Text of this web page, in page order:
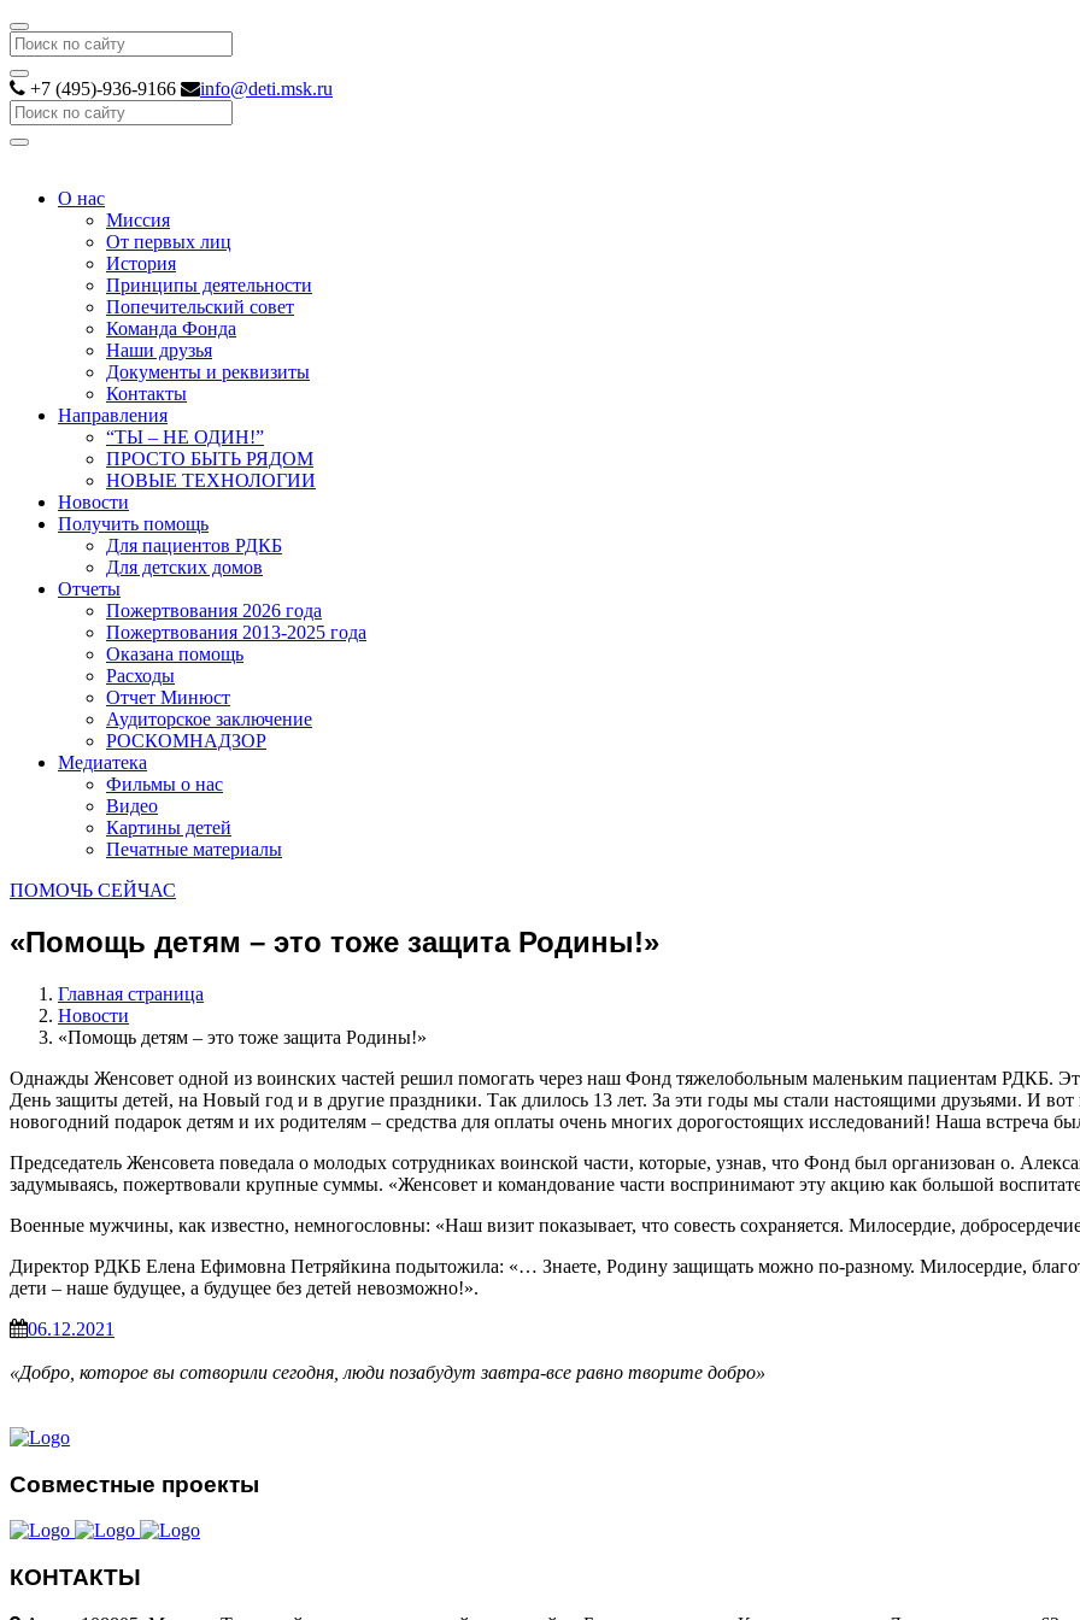
Search
+7 (495)-936-9166 info@deti.msk.ru
Search
О нас
Миссия
От первых лиц
История
Принципы деятельности
Попечительский совет
Команда Фонда
Наши друзья
Документы и реквизиты
Контакты
Направления
“ТЫ – НЕ ОДИН!”
ПРОСТО БЫТЬ РЯДОМ
НОВЫЕ ТЕХНОЛОГИИ
Новости
Получить помощь
Для пациентов РДКБ
Для детских домов
Отчеты
Пожертвования 2026 года
Пожертвования 2013-2025 года
Оказана помощь
Расходы
Отчет Минюст
Аудиторское заключение
РОСКОМНАДЗОР
Медиатека
Фильмы о нас
Видео
Картины детей
Печатные материалы
ПОМОЧЬ СЕЙЧАС
«Помощь детям – это тоже защита Родины!»
Главная страница
Новости
«Помощь детям – это тоже защита Родины!»
Однажды Женсовет одной из воинских частей решил помогать через наш Фонд тяжелобольным маленьким пациентам РДКБ.
День защиты детей, на Новый год и в другие праздники. Так длилось 13 лет. За эти годы мы стали настоящими друзьями. И
новогодний подарок детям и их родителям – средства для оплаты очень многих дорогостоящих исследований! Наша встреча
Председатель Женсовета поведала о молодых сотрудниках воинской части, которые, узнав, что Фонд был организован о.
задумываясь, пожертвовали крупные суммы. «Женсовет и командование части воспринимают эту акцию как большой
Военные мужчины, как известно, немногословны: «Наш визит показывает, что совесть сохраняется. Милосердие,
Директор РДКБ Елена Ефимовна Петряйкина подытожила: «… Знаете, Родину защищать можно по-разному. Милосердие,
дети – наше будущее, а будущее без детей невозможно!».
06.12.2021
«Добро, которое вы сотворили сегодня, люди позабудут завтра-все равно творите добро»
Совместные проекты
КОНТАКТЫ